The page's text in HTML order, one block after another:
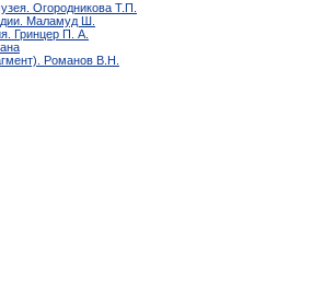
Огородникова Т.П.
Маламуд Ш.
Гринцер П. А.
Романов В.Н.